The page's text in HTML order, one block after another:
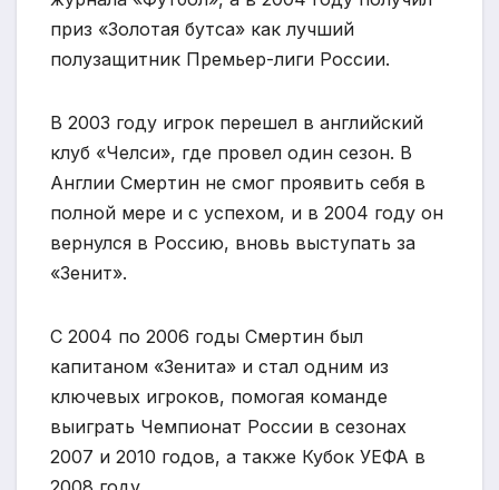
приз «Золотая бутса» как лучший
полузащитник Премьер-лиги России.
В 2003 году игрок перешел в английский
клуб «Челси», где провел один сезон. В
Англии Смертин не смог проявить себя в
полной мере и с успехом, и в 2004 году он
вернулся в Россию, вновь выступать за
«Зенит».
С 2004 по 2006 годы Смертин был
капитаном «Зенита» и стал одним из
ключевых игроков, помогая команде
выиграть Чемпионат России в сезонах
2007 и 2010 годов, а также Кубок УЕФА в